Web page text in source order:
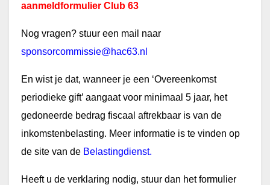
aanmeldformulier Club 63
Nog vragen? stuur een mail naar
sponsorcommissie@hac63.nl
En wist je dat, wanneer je een ‘Overeenkomst
periodieke gift’ aangaat voor minimaal 5 jaar, het
gedoneerde bedrag fiscaal aftrekbaar is van de
inkomstenbelasting. Meer informatie is te vinden op
de site van de Belastingdienst.
Heeft u de verklaring nodig, stuur dan het formulier